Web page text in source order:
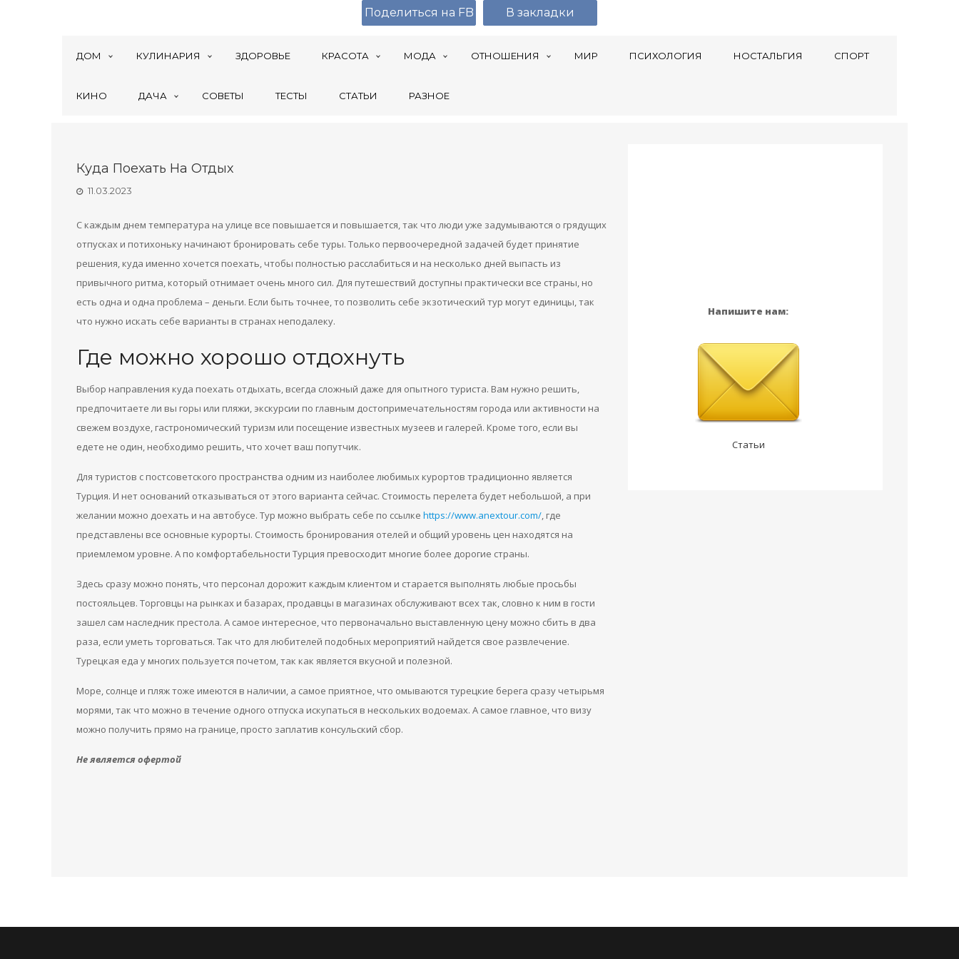
ДОМ КУЛИНАРИЯ ЗДОРОВЬЕ КРАСОТА МОДА ОТНОШЕНИЯ МИР ПСИХОЛОГИЯ НОСТАЛЬГИЯ СПОРТ
КИНО ДАЧА СОВЕТЫ ТЕСТЫ СТАТЬИ РАЗНОЕ
Куда Поехать На Отдых
11.03.2023
С каждым днем температура на улице все повышается и повышается, так что люди уже задумываются о грядущих
отпусках и потихоньку начинают бронировать себе туры. Только первоочередной задачей будет принятие
решения, куда именно хочется поехать, чтобы полностью расслабиться и на несколько дней выпасть из
привычного ритма, который отнимает очень много сил. Для путешествий доступны практически все страны, но
есть одна и одна проблема – деньги. Если быть точнее, то позволить себе экзотический тур могут единицы, так
что нужно искать себе варианты в странах неподалеку.
Где можно хорошо отдохнуть
Выбор направления куда поехать отдыхать, всегда сложный даже для опытного туриста. Вам нужно решить,
предпочитаете ли вы горы или пляжи, экскурсии по главным достопримечательностям города или активности на
свежем воздухе, гастрономический туризм или посещение известных музеев и галерей. Кроме того, если вы
едете не один, необходимо решить, что хочет ваш попутчик.
Для туристов с постсоветского пространства одним из наиболее любимых курортов традиционно является
Турция. И нет оснований отказываться от этого варианта сейчас. Стоимость перелета будет небольшой, а при
желании можно доехать и на автобусе. Тур можно выбрать себе по ссылке https://www.anextour.com/, где
представлены все основные курорты. Стоимость бронирования отелей и общий уровень цен находятся на
приемлемом уровне. А по комфортабельности Турция превосходит многие более дорогие страны.
Здесь сразу можно понять, что персонал дорожит каждым клиентом и старается выполнять любые просьбы
постояльцев. Торговцы на рынках и базарах, продавцы в магазинах обслуживают всех так, словно к ним в гости
зашел сам наследник престола. А самое интересное, что первоначально выставленную цену можно сбить в два
раза, если уметь торговаться. Так что для любителей подобных мероприятий найдется свое развлечение.
Турецкая еда у многих пользуется почетом, так как является вкусной и полезной.
Море, солнце и пляж тоже имеются в наличии, а самое приятное, что омываются турецкие берега сразу четырьмя
морями, так что можно в течение одного отпуска искупаться в нескольких водоемах. А самое главное, что визу
можно получить прямо на границе, просто заплатив консульский сбор.
Не является офертой
Напишите нам:
Статьи
Поделиться на FB В закладки